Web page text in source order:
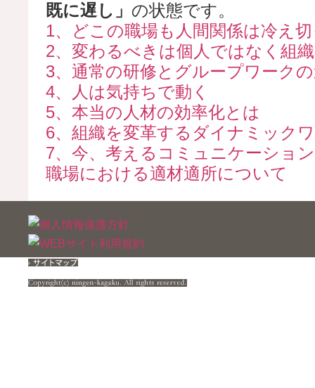
既に遅し」 の状態です。
1、どこの職場も人間関係は冷え
2、変わるべきは個人ではなく組織
3、通常の研修とグループワーク
4、人は気持ちで動く
5、本当の人材の効率化とは
6、組織を変革するダイナミック
7、今、考えるコミュニケーショ
職場における適材適所について